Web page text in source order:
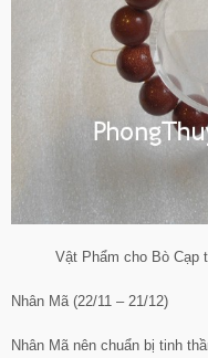
Vật Phẩm cho Bò Cạp
Nhân Mã (22/11 – 21/12)
Nhân Mã nên chuẩn bị tinh